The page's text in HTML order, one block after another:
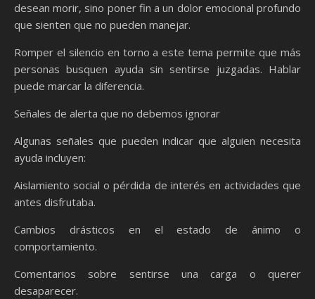
desean morir, sino poner fin a un dolor emocional profundo
que sienten que no pueden manejar.
Romper el silencio en torno a este tema permite que más
personas busquen ayuda sin sentirse juzgadas. Hablar
puede marcar la diferencia.
Señales de alerta que no debemos ignorar
Algunas señales que pueden indicar que alguien necesita
ayuda incluyen:
Aislamiento social o pérdida de interés en actividades que
antes disfrutaba.
Cambios drásticos en el estado de ánimo o
comportamiento.
Comentarios sobre sentirse una carga o querer
desaparecer.